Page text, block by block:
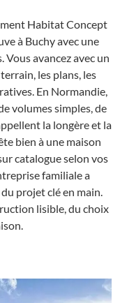
Habitat Concept
à Buchy avec une
avancez avec un
les plans, les
En Normandie,
volumes simples, de
la longère et la
bien à une maison
catalogue selon vos
familiale a
projet clé en main.
lisible, du choix